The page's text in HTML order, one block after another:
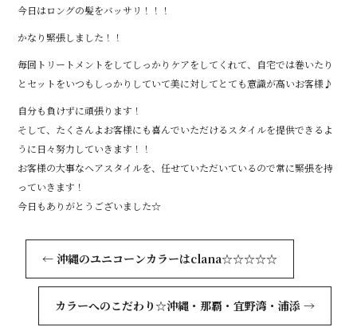
今日はロングの髪をバッサリ！！！
かなり緊張しました！！
毎回トリートメントをしてしっかりケアをしてくれて、自宅では巻いたり
とセットをいつもしっかりしていて美に対してとても意識が高いお客様♪
自分も負けずに頑張ります！
そして、たくさんよお客様にも喜んでいただけるスタイルを提供できるよ
うに日々努力していきます！！
お客様の大事なヘアスタイルを、任せていただいているので常に緊張を持
っていきます！
今日もありがとうございました☆
← 沖縄のユニコーンカラーはclana☆☆☆☆☆
カラーへのこだわり☆沖縄・那覇・宜野湾・浦添 →